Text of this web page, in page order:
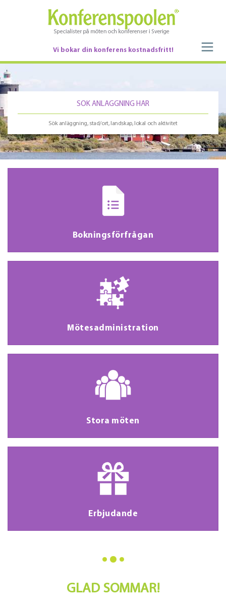
Vi bokar din konferens kostnadsfritt!
Sök anläggning, stad/ort, landskap, lokal och aktivitet
Bokningsförfrågan
Mötesadministration
Stora möten
Erbjudande
GLAD SOMMAR!